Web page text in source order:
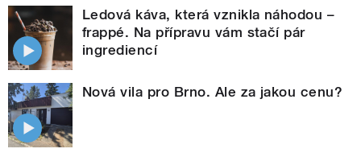
Ledová káva, která vznikla náhodou –
frappé. Na přípravu vám stačí pár
ingrediencí
Nová vila pro Brno. Ale za jakou cenu?